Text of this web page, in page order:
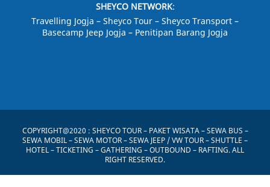
SHEYCO NETWORK:
Travelling Jogja – Sheyco Tour – Sheyco Transport –
Basecamp Jeep Jogja – Penitipan Barang Jogja
COPYRIGHT@2020 : SHEYCO TOUR– PAKET WISATA – SEWA BUS –
SEWA MOBIL – SEWA MOTOR – SEWA JEEP / VW TOUR – SHUTTLE –
HOTEL – TICKETING – GATHERING – OUTBOUND – RAFTING. ALL
RIGHT RESERVED.